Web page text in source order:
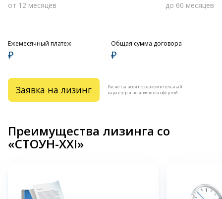
от 12 месяцев до 60 месяцев
Ежемесячный платеж
₽
Общая сумма договора
₽
Заявка на лизинг
Расчеты носят ознакомительный
характер и не являются офертой
Преимущества лизинга со
«СТОУН-XXI»